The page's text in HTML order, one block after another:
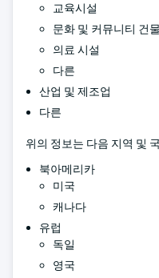
교육시설
문화 및 커뮤니티 건물
의료 시설
다른
산업 및 제조업
다른
위의 정보는 다음 지역 및
북아메리카
미국
캐나다
유럽
독일
영국